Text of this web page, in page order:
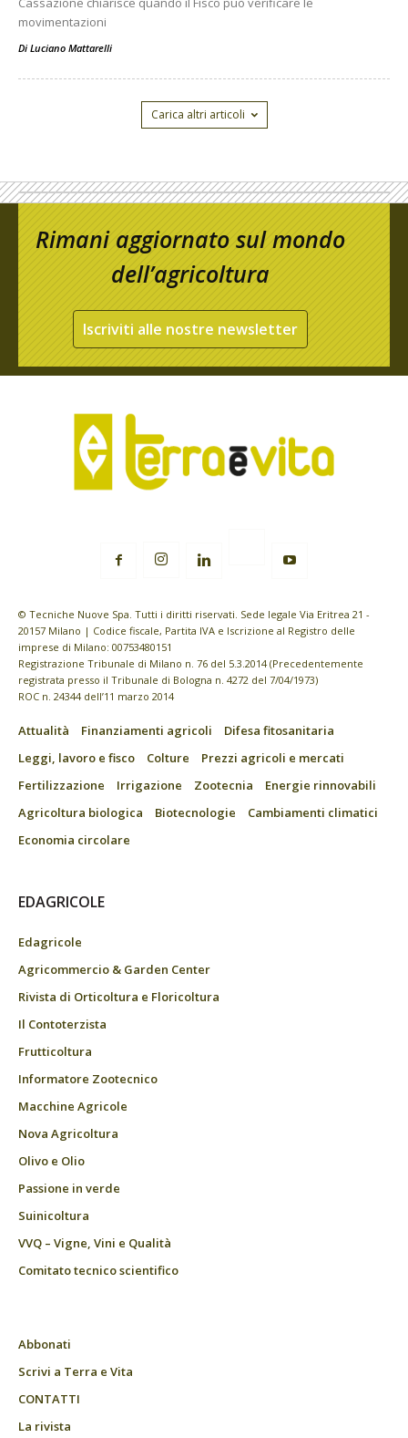
movimentazioni
Di Luciano Mattarelli
Carica altri articoli
Rimani aggiornato sul mondo
dell’agricoltura
Iscriviti alle nostre newsletter
© Tecniche Nuove Spa. Tutti i diritti riservati. Sede legale Via Eritrea 21 -
20157 Milano | Codice fiscale, Partita IVA e Iscrizione al Registro delle
imprese di Milano: 00753480151
Registrazione Tribunale di Milano n. 76 del 5.3.2014 (Precedentemente
registrata presso il Tribunale di Bologna n. 4272 del 7/04/1973)
ROC n. 24344 dell’11 marzo 2014
Attualità Finanziamenti agricoli
Difesa fitosanitaria
Leggi, lavoro e fisco
Colture
Prezzi agricoli e mercati
Fertilizzazione
Irrigazione Zootecnia
Energie rinnovabili
Agricoltura biologica
Biotecnologie
Cambiamenti climatici
Economia circolare
EDAGRICOLE
Edagricole
Agricommercio & Garden Center
Rivista di Orticoltura e Floricoltura
Il Contoterzista
Frutticoltura
Informatore Zootecnico
Macchine Agricole
Nova Agricoltura
Olivo e Olio
Passione in verde
Suinicoltura
VVQ – Vigne, Vini e Qualità
Comitato tecnico scientifico
Abbonati
Scrivi a Terra e Vita
CONTATTI
La rivista